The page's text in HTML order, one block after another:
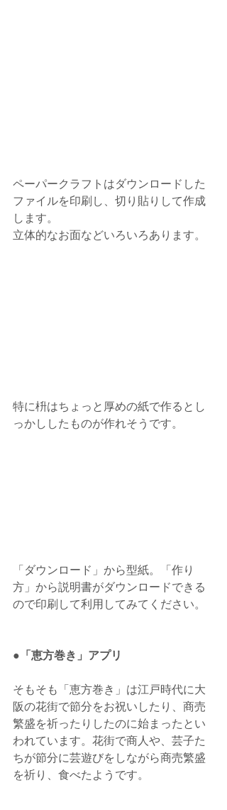
ペーパークラフトはダウンロードした
ファイルを印刷し、切り貼りして作成
します。
立体的なお面などいろいろあります。
特に枡はちょっと厚めの紙で作るとし
っかししたものが作れそうです。
「ダウンロード」から型紙。「作り
方」から説明書がダウンロードできる
ので印刷して利用してみてください。
●「恵方巻き」アプリ
そもそも「恵方巻き」は江戸時代に大
阪の花街で節分をお祝いしたり、商売
繁盛を祈ったりしたのに始まったとい
われています。花街で商人や、芸子た
ちが節分に芸遊びをしながら商売繁盛
を祈り、食べたようです。